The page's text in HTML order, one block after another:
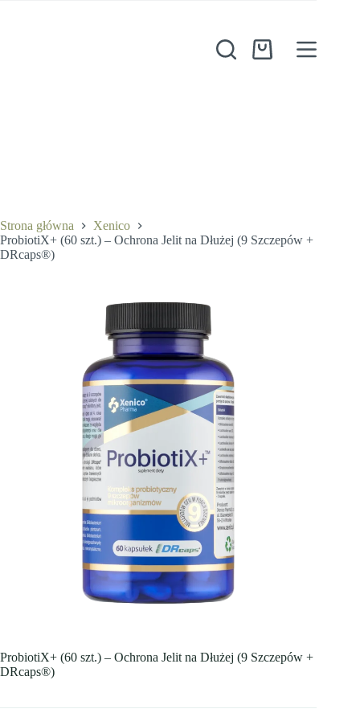
Koszyk
Strona główna
Xenico
ProbiotiX+ (60 szt.) – Ochrona Jelit na Dłużej (9 Szczepów +
DRcaps®)
ProbiotiX+ (60 szt.) – Ochrona Jelit na Dłużej (9 Szczepów +
DRcaps®)